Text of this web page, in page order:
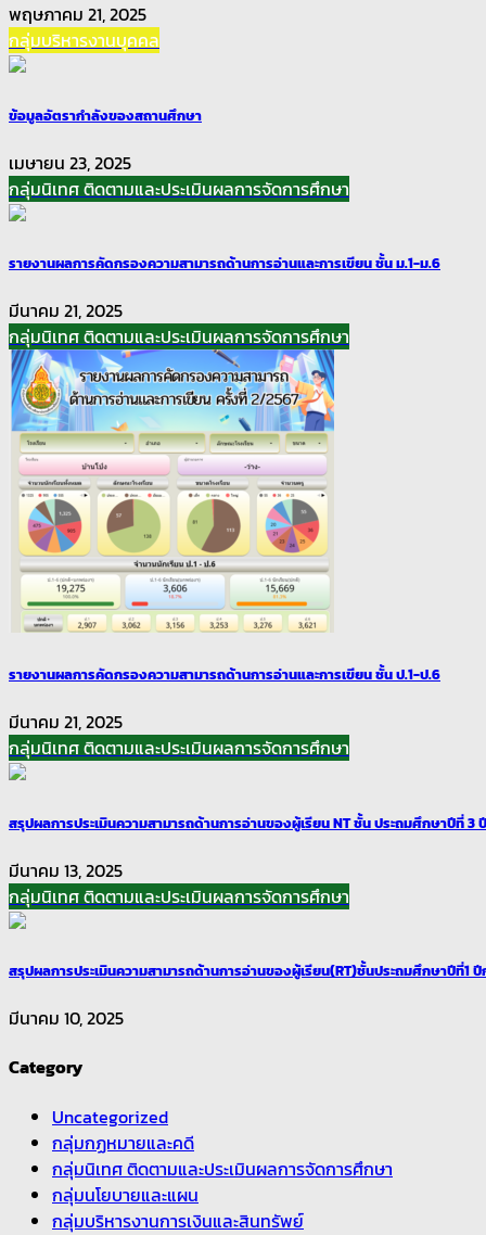
พฤษภาคม 21, 2025
กลุ่มบริหารงานบุคคล
ข้อมูลอัตรากำลังของสถานศึกษา
เมษายน 23, 2025
กลุ่มนิเทศ ติดตามและประเมินผลการจัดการศึกษา
รายงานผลการคัดกรองความสามารถด้านการอ่านและการเขียน ชั้น ม.1-ม.6
มีนาคม 21, 2025
กลุ่มนิเทศ ติดตามและประเมินผลการจัดการศึกษา
รายงานผลการคัดกรองความสามารถด้านการอ่านและการเขียน ชั้น ป.1-ป.6
มีนาคม 21, 2025
กลุ่มนิเทศ ติดตามและประเมินผลการจัดการศึกษา
สรุปผลการประเมินความสามารถด้านการอ่านของผู้เรียน NT ชั้น ประถมศึกษาปีที่ 3
มีนาคม 13, 2025
กลุ่มนิเทศ ติดตามและประเมินผลการจัดการศึกษา
สรุปผลการประเมินความสามารถด้านการอ่านของผู้เรียน(RT)ชั้นประถมศึกษาปีที่1
มีนาคม 10, 2025
Category
Uncategorized
กลุ่มกฏหมายและคดี
กลุ่มนิเทศ ติดตามและประเมินผลการจัดการศึกษา
กลุ่มนโยบายและแผน
กลุ่มบริหารงานการเงินและสินทรัพย์